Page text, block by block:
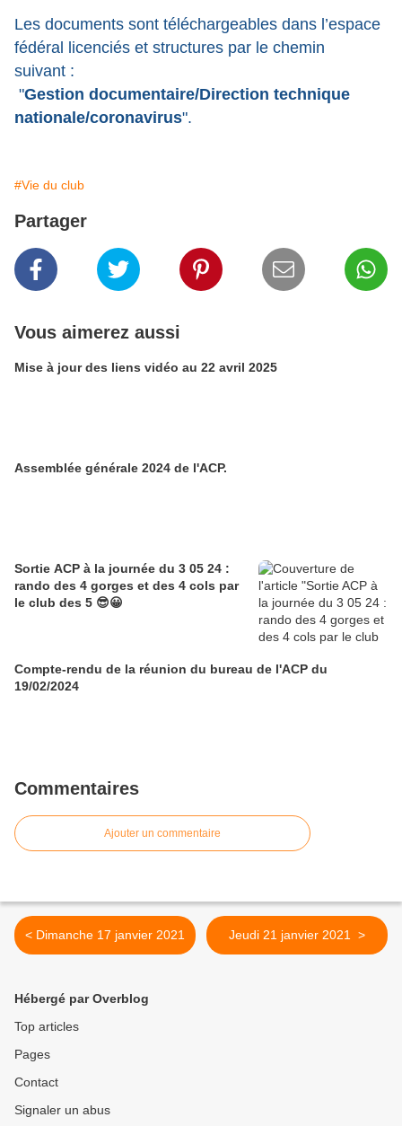
Les documents sont téléchargeables dans l’espace
fédéral licenciés et structures par le chemin
suivant :
"Gestion documentaire/Direction technique
nationale/coronavirus".
#Vie du club
Partager
Vous aimerez aussi
Mise à jour des liens vidéo au 22 avril 2025
Assemblée générale 2024 de l'ACP.
Sortie ACP à la journée du 3 05 24 :
rando des 4 gorges et des 4 cols par
le club des 5 😎😀
Compte-rendu de la réunion du bureau de l'ACP du
19/02/2024
Commentaires
Ajouter un commentaire
< Dimanche 17 janvier 2021 Jeudi 21 janvier 2021 >
Hébergé par Overblog
Top articles
Pages
Contact
Signaler un abus